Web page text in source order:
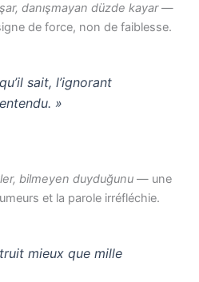
danışmayan düzde kayar—
de force, non de faiblesse.
sait, l’ignorant
»
bilmeyen duyduğunu — une
et la parole irréfléchie.
mieux que mille